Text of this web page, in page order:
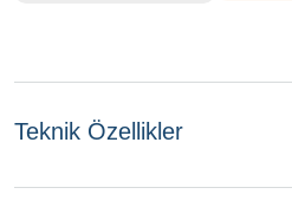
Teknik Özellikler